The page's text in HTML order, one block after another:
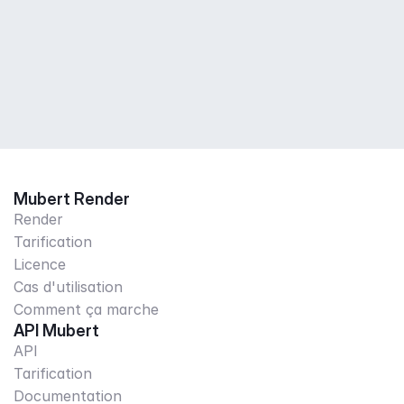
Mubert Render
Render
Tarification
Licence
Cas d'utilisation
Comment ça marche
API Mubert
API
Tarification
Documentation